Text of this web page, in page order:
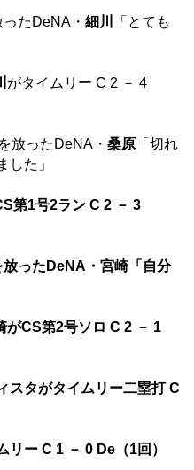
たDeNA・ 細川
「とても
がタイムリー C 2 － 4
放ったDeNA・ 桑原 「切れ
した」
第1号2ラン C 2 － 3
ったDeNA・ 宮崎「自分
がCS第2号ソロ C 2 － 1
スタがタイムリー二塁打 C
リー C 1 － 0 De（1回）